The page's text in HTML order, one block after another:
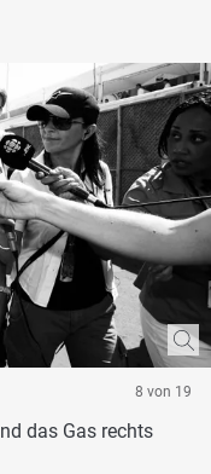
8 von 19
das Gas rechts